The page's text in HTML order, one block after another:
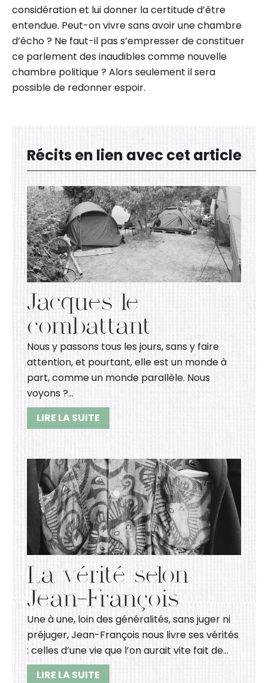
considération et lui donner la certitude d’être
entendue. Peut-on vivre sans avoir une chambre
d’écho ? Ne faut-il pas s’empresser de constituer
ce parlement des inaudibles comme nouvelle
chambre politique ? Alors seulement il sera
possible de redonner espoir.
Récits en lien avec cet article
Jacques le
combattant
Nous y passons tous les jours, sans y faire
attention, et pourtant, elle est un monde à
part, comme un monde parallèle. Nous
voyons ?…
LIRE LA SUITE
La vérité selon
Jean-François
Une à une, loin des généralités, sans juger ni
préjuger, Jean-François nous livre ses vérités
: celles d’une vie que l’on aurait vite fait de…
LIRE LA SUITE